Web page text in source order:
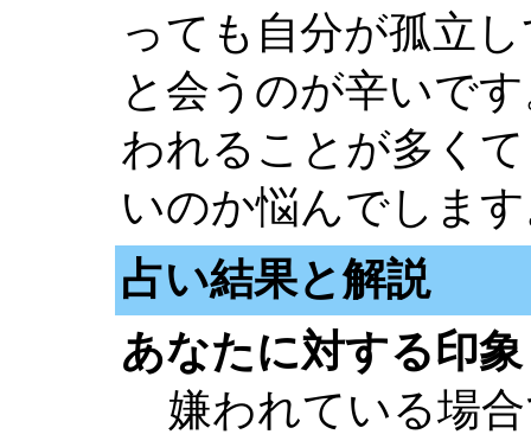
っても自分が孤立
と会うのが辛いで
われることが多く
いのか悩んでしま
占い結果と解説
あなたに対する印
嫌われている場